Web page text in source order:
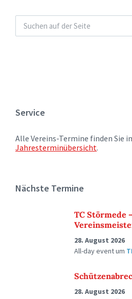
Service
Alle Vereins-Termine finden Sie
Jahresterminübersicht.
Nächste Termine
TC Störmede
28. August 2026
All-day eventum
28. August 2026